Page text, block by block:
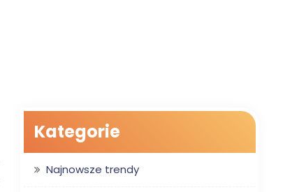
Kategorie
Najnowsze trendy